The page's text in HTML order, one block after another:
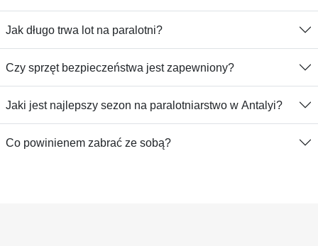
Jak długo trwa lot na paralotni?
Czy sprzęt bezpieczeństwa jest zapewniony?
Jaki jest najlepszy sezon na paralotniarstwo w Antalyi?
Co powinienem zabrać ze sobą?